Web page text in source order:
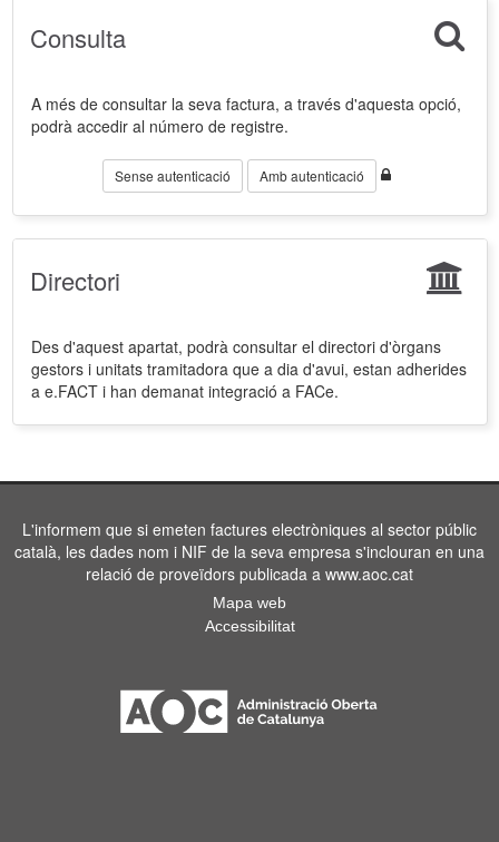
Consulta
A més de consultar la seva factura, a través d'aquesta opció,
podrà accedir al número de registre.
Sense autenticació Amb autenticació
Directori
Des d'aquest apartat, podrà consultar el directori d'òrgans
gestors i unitats tramitadora que a dia d'avui, estan adherides
a e.FACT i han demanat integració a FACe.
L'informem que si emeten factures electròniques al sector públic
català, les dades nom i NIF de la seva empresa s'inclouran en una
relació de proveïdors publicada a www.aoc.cat
Mapa web
Accessibilitat